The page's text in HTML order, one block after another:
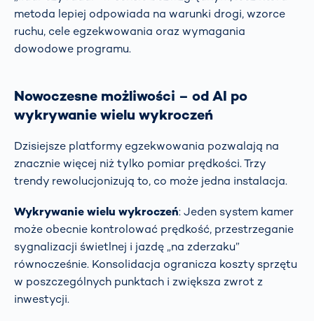
metoda lepiej odpowiada na warunki drogi, wzorce
ruchu, cele egzekwowania oraz wymagania
dowodowe programu.
Nowoczesne możliwości – od AI po
wykrywanie wielu wykroczeń
Dzisiejsze platformy egzekwowania pozwalają na
znacznie więcej niż tylko pomiar prędkości. Trzy
trendy rewolucjonizują to, co może jedna instalacja.
Wykrywanie wielu wykroczeń: Jeden system kamer
może obecnie kontrolować prędkość, przestrzeganie
sygnalizacji świetlnej i jazdę „na zderzaku”
równocześnie. Konsolidacja ogranicza koszty sprzętu
w poszczególnych punktach i zwiększa zwrot z
inwestycji.